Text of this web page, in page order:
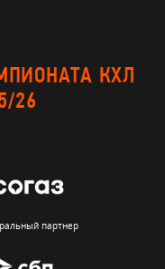
КХЛ
26
партнер